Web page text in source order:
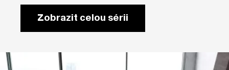
Zobrazit celou sérii